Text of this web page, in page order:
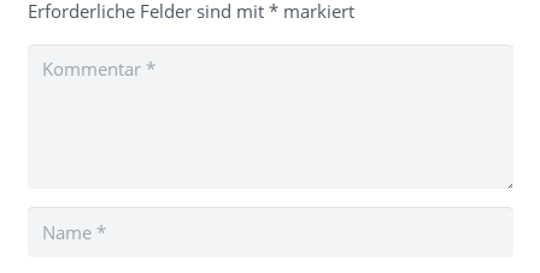
Erforderliche Felder sind mit *markiert